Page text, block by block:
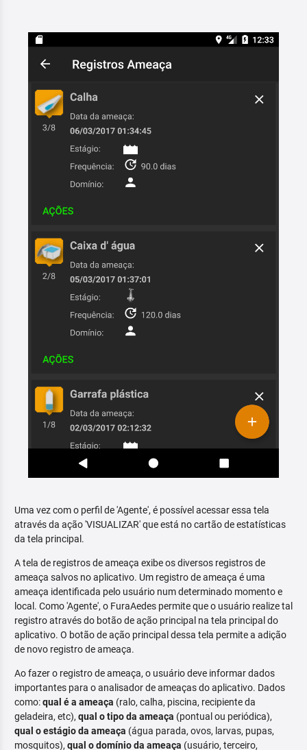
Uma vez com o perfil de 'Agente', é possível acessar essa tela
através da ação 'VISUALIZAR' que está no cartão de estatísticas
da tela principal.
A tela de registros de ameaça exibe os diversos registros de
ameaça salvos no aplicativo. Um registro de ameaça é uma
ameaça identificada pelo usuário num determinado momento e
local. Como 'Agente', o FuraAedes permite que o usuário realize tal
registro através do botão de ação principal na tela principal do
aplicativo. O botão de ação principal dessa tela permite a adição
de novo registro de ameaça.
Ao fazer o registro de ameaça, o usuário deve informar dados
importantes para o analisador de ameaças do aplicativo. Dados
como:qual é a ameaça (ralo, calha, piscina, recipiente da
geladeira, etc), qual o tipo da ameaça (pontual ou periódica),
qual o estágio da ameaça (água parada, ovos, larvas, pupas,
mosquitos), qual o domínio da ameaça (usuário, terceiro,